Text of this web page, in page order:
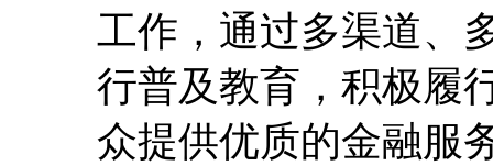
工作，通过多渠道、
行普及教育，积极履
众提供优质的金融服